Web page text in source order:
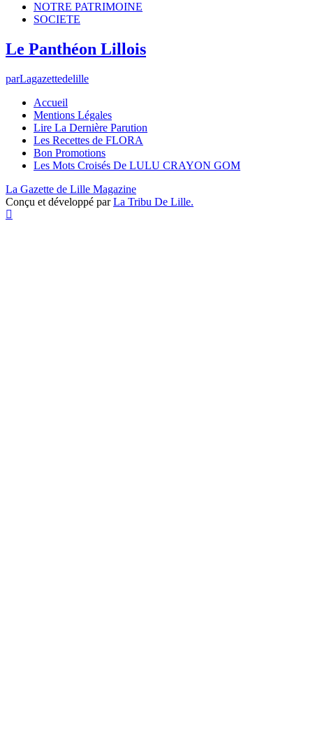
NOTRE PATRIMOINE
SOCIETE
Le Panthéon Lillois
parLagazettedelille
Accueil
Mentions Légales
Lire La Dernière Parution
Les Recettes de FLORA
Bon Promotions
Les Mots Croisés De LULU CRAYON GOM
La Gazette de Lille Magazine
Conçu et développé parLa Tribu De Lille.